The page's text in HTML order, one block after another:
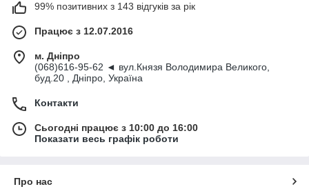
99% позитивних з 143 відгуків за рік
Працює з 12.07.2016
м. Дніпро
(068)616-95-62 ◄ вул.Князя Володимира Великого,
буд.20 , Дніпро, Україна
Контакти
Сьогодні працює з 10:00 до 16:00
Показати весь графік роботи
Про нас